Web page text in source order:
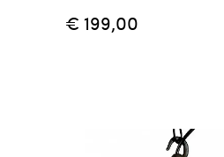
€ 199,00